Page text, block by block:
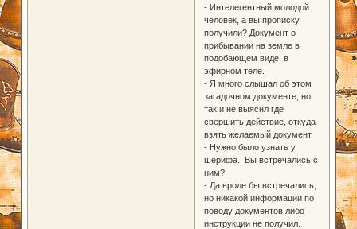
- Интелегентный молодой
человек, а вы прописку
получили? Документ о
прибывании на земле в
подобающем виде, в
эфирном теле.
- Я много слышал об этом
загадочном документе, но
так и не выяснл где
свершить действие, откуда
взять желаемый документ.
- Нужно было узнать у
шерифа. Вы встречались с
ним?
- Да вроде бы встречались,
но никакой информации по
поводу документов либо
инструкции не получил.